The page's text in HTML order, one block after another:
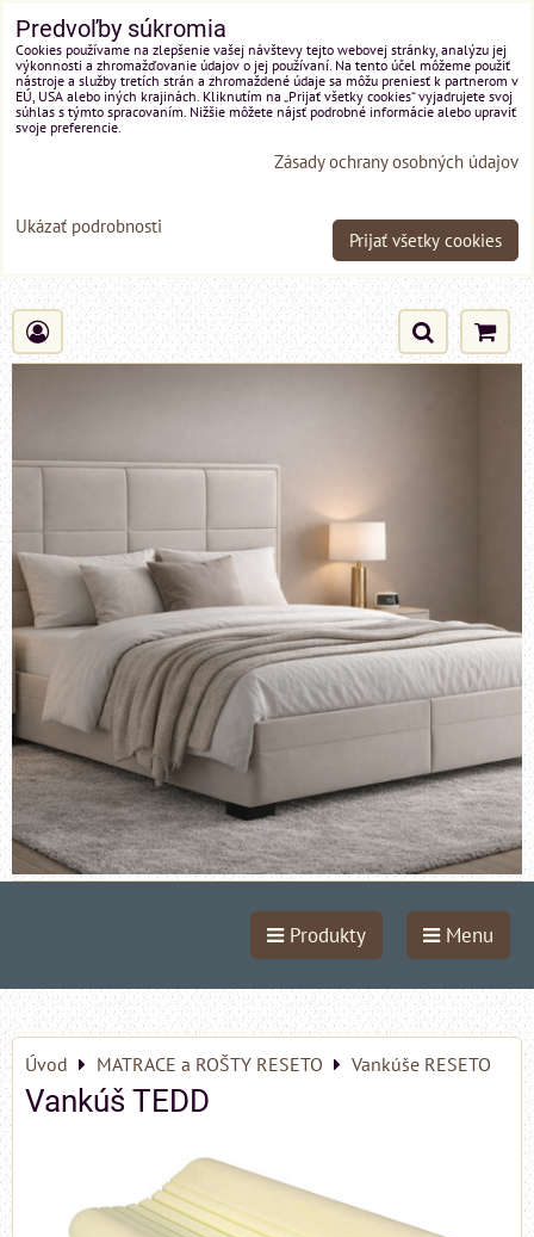
Produkty Menu
Úvod MATRACE a ROŠTY RESETO Vankúše RESETO
Vankúš TEDD
Predvoľby súkromia
Cookies používame na zlepšenie vašej návštevy tejto webovej stránky, analýzu jej
výkonnosti a zhromažďovanie údajov o jej používaní. Na tento účel môžeme použiť
nástroje a služby tretích strán a zhromaždené údaje sa môžu preniesť k partnerom v
EÚ, USA alebo iných krajinách. Kliknutím na „Prijať všetky cookies“ vyjadrujete svoj
súhlas s týmto spracovaním. Nižšie môžete nájsť podrobné informácie alebo upraviť
svoje preferencie.
Zásady ochrany osobných údajov
Ukázať podrobnosti
Prijať všetky cookies